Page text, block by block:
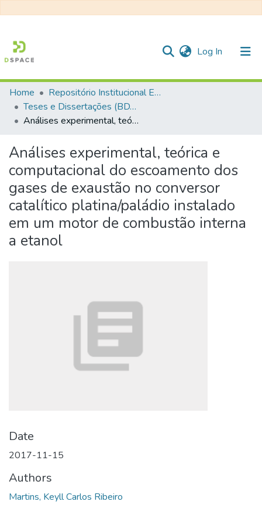
Log In (current)
Communities & Collections
All of DSpace
Statistics
Home
Repositório Institucional EESC
Teses e Dissertações (BDTD USP)
Análises experimental, teórica e computacional do escoamento dos gases de exaustão no conversor catalítico platina/paládio instalado em um motor de combustão interna a etanol
Análises experimental, teórica e
computacional do escoamento dos
gases de exaustão no conversor
catalítico platina/paládio instalado
em um motor de combustão interna
a etanol
Date
2017-11-15
Authors
Martins, Keyll Carlos Ribeiro